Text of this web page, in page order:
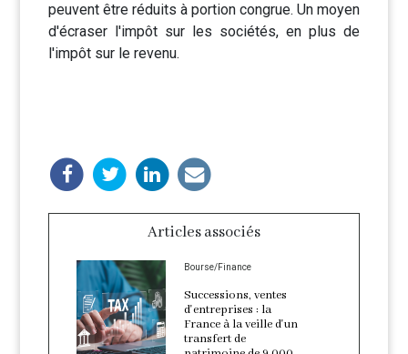
peuvent être réduits à portion congrue. Un moyen
d'écraser l'impôt sur les sociétés, en plus de
l'impôt sur le revenu.
Articles associés
Bourse/Finance
Successions, ventes
d'entreprises : la
France à la veille d'un
transfert de